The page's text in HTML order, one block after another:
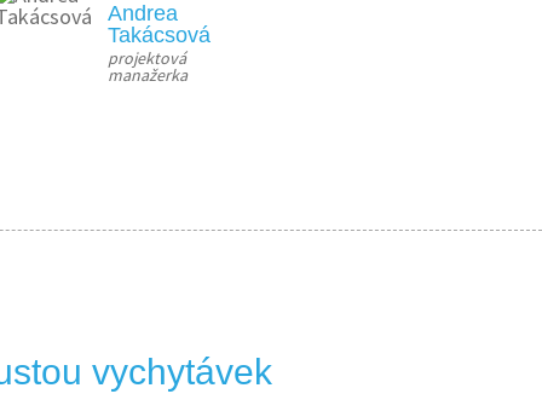
Andrea
Takácsová
projektová
manažerka
vychytávek